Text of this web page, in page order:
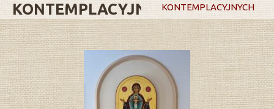
KONTEMPLACYJNYCHKONTEMPLACYJNYCH